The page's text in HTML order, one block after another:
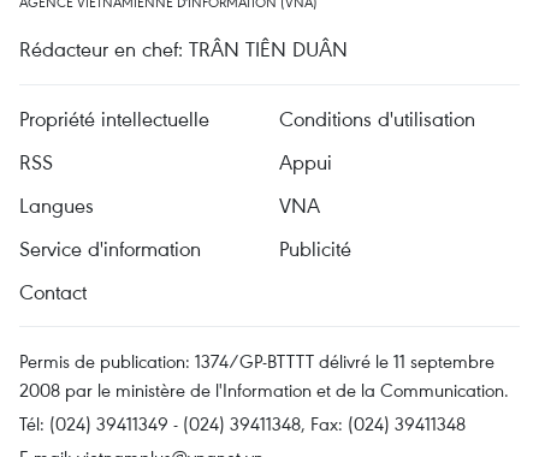
Rédacteur en chef: TRÂN TIÊN DUÂN
Propriété intellectuelle
Conditions d'utilisation
RSS
Appui
Langues
VNA
Service d'information
Publicité
Contact
Permis de publication: 1374/GP-BTTTT délivré le 11 septembre
2008 par le ministère de l'Information et de la Communication.
Tél: (024) 39411349 - (024) 39411348, Fax: (024) 39411348